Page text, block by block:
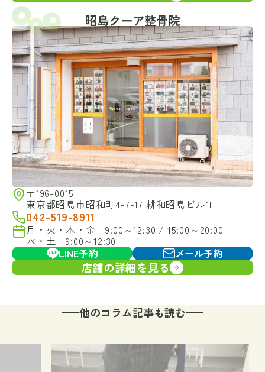
昭島クーア整骨院
〒196-0015
東京都昭島市昭和町4-7-17 耕和昭島ビル1F
042-519-8911
月・火・木・金 9:00～12:30 / 15:00～20:00
水・土 9:00～12:30
LINE予約
メール予約
店舗の詳細を見る
他のコラム記事も読む